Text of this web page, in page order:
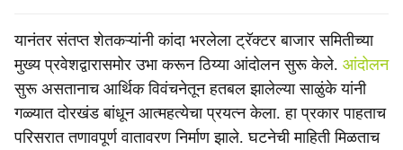
यानंतर संतप्त शेतकऱ्यांनी कांदा भरलेला ट्रॅक्टर बाजार समितीच्या
मुख्य प्रवेशद्वारासमोर उभा करून ठिय्या आंदोलन सुरू केले. आंदोलन
सुरू असतानाच आर्थिक विवंचनेतून हतबल झालेल्या साळुंके यांनी
गळ्यात दोरखंड बांधून आत्महत्येचा प्रयत्न केला. हा प्रकार पाहताच
परिसरात तणावपूर्ण वातावरण निर्माण झाले. घटनेची माहिती मिळताच